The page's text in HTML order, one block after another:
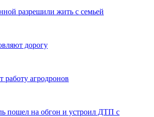
разрешили жить с семьей
дорогу
работу агродронов
пошел на обгон и устроил ДТП с